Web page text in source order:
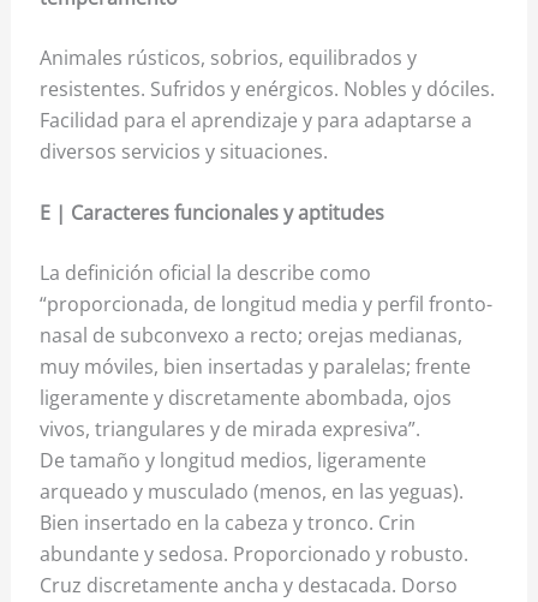
Animales rústicos, sobrios, equilibrados y
resistentes. Sufridos y enérgicos. Nobles y dóciles.
Facilidad para el aprendizaje y para adaptarse a
diversos servicios y situaciones.
E | Caracteres funcionales y aptitudes
La definición oficial la describe como
“proporcionada, de longitud media y perfil fronto-
nasal de subconvexo a recto; orejas medianas,
muy móviles, bien insertadas y paralelas; frente
ligeramente y discretamente abombada, ojos
vivos, triangulares y de mirada expresiva”.
De tamaño y longitud medios, ligeramente
arqueado y musculado (menos, en las yeguas).
Bien insertado en la cabeza y tronco. Crin
abundante y sedosa. Proporcionado y robusto.
Cruz discretamente ancha y destacada. Dorso